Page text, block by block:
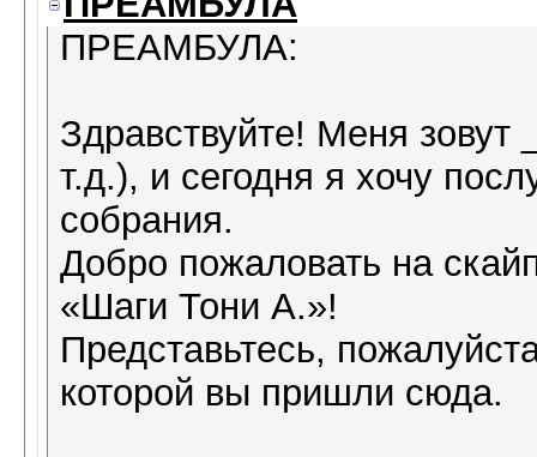
ПРЕАМБУЛА:
Здравствуйте! Меня
т.д.), и сегодня я хочу
собрания.
Добро пожаловать на
«Шаги Тони А.»!
Представьтесь,
которой вы пришли сюда.